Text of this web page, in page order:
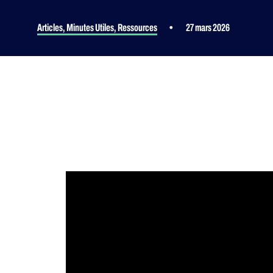
Articles,Minutes Utiles,Ressources • 27 mars 2026